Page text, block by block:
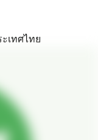
เทศไทย